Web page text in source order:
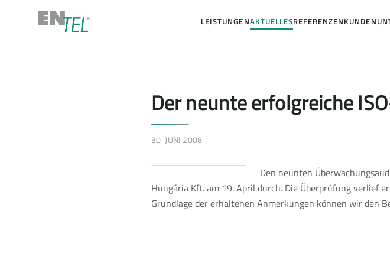
LEISTUNGENAKTUELLESREFERENZENKUNDEN
Der neunte erfolgreiche
30. JUNI 2008
Den neunten
Hungária Kft. am 19. April durch. Die Überprüfung verlief
Grundlage der erhaltenen Anmerkungen können wir den